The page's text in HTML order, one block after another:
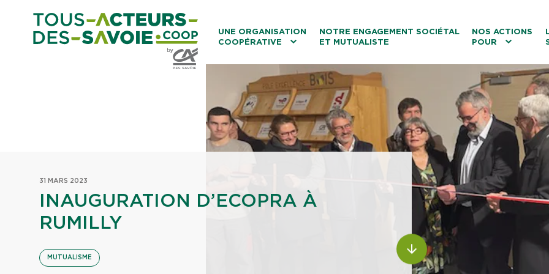
UNE ORGANISATION
COOPÉRATIVE
NOTRE ENGAGEMENT SOCIÉTAL
ET MUTUALISTE
NOS ACTIONS
POUR
Le tourisme
Les transitions
La biodiversité
Les associations
31 MARS 2023
INAUGURATION D’ECOPRA À
RUMILLY
MUTUALISME
ALLER AU CONTENU